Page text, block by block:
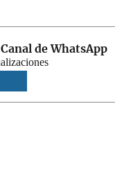
de WhatsApp